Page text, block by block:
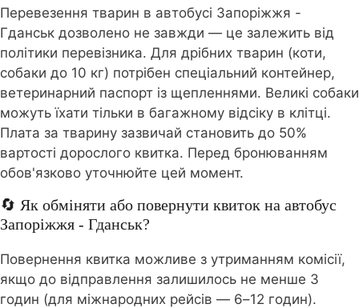
Перевезення тварин в автобусі Запоріжжя -
Гданськ дозволено не завжди — це залежить від
політики перевізника. Для дрібних тварин (коти,
собаки до 10 кг) потрібен спеціальний контейнер,
ветеринарний паспорт із щепленнями. Великі собаки
можуть їхати тільки в багажному відсіку в клітці.
Плата за тварину зазвичай становить до 50%
вартості дорослого квитка. Перед бронюванням
обов'язково уточнюйте цей момент.
🔄 Як обміняти або повернути квиток на автобус
Запоріжжя - Гданськ?
Повернення квитка можливе з утриманням комісії,
якщо до відправлення залишилось не менше 3
годин (для міжнародних рейсів — 6–12 годин).